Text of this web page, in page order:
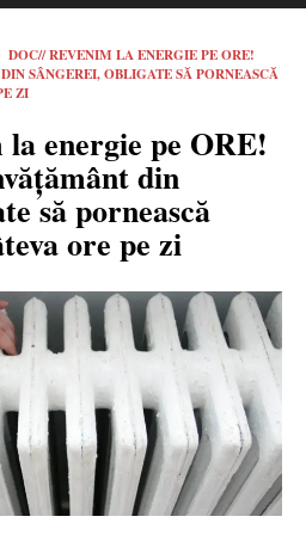
DOC// REVENIM LA ENERGIE PE ORE!
SÂNGEREI, OBLIGATE SĂ PORNEASCĂ
ZI
energie pe ORE!
din
să pornească
ore pe zi